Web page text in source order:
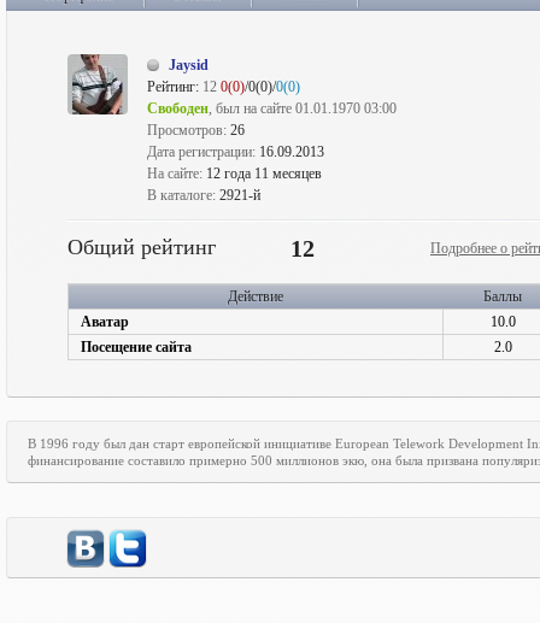
Jaysid
Рейтинг: 12 0(0)/0(0)/0(0)
Свободен, был на сайте 01.01.1970 03:00
Просмотров: 26
Дата регистрации: 16.09.2013
На сайте: 12 года 11 месяцев
В каталоге: 2921-й
Общий рейтинг 12 Подробнее о
Действие
Баллы
Аватар
10.0
Посещение сайта
2.0
В 1996 году был дан старт европейской инициативе European Telework Development
финансирование составило примерно 500 миллионов экю, она была призвана